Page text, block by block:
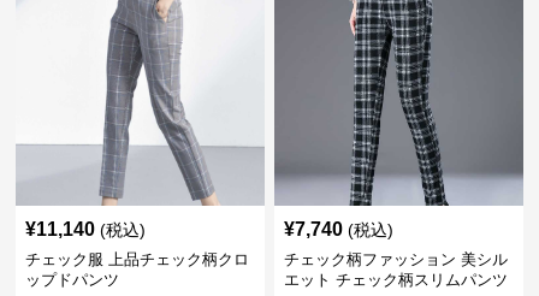
¥11,140 (税込)
チェック服 上品チェック柄クロ
ップドパンツ
¥7,740 (税込)
チェック柄ファッション 美シル
エット チェック柄スリムパンツ